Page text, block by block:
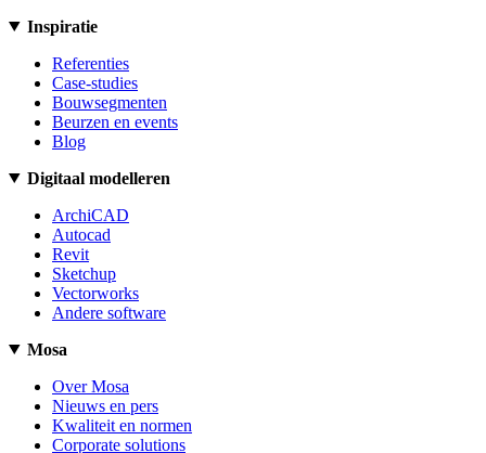
Inspiratie
Referenties
Case-studies
Bouwsegmenten
Beurzen en events
Blog
Digitaal modelleren
ArchiCAD
Autocad
Revit
Sketchup
Vectorworks
Andere software
Mosa
Over Mosa
Nieuws en pers
Kwaliteit en normen
Corporate solutions